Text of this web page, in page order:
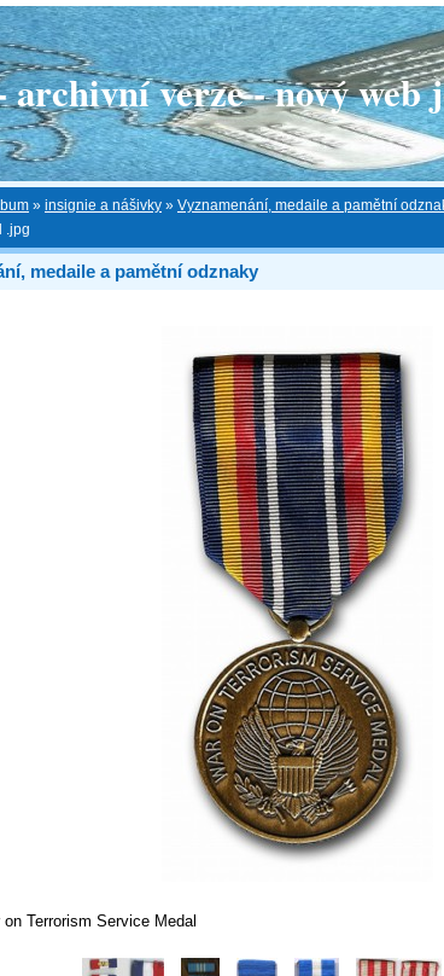
verze - nový web
» insignie a nášivky » Vyznamenání, medaile a pamětní
.jpg
medaile a pamětní odznaky
Terrorism Service Medal